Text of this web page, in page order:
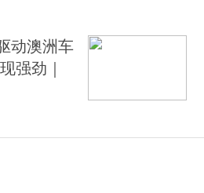
动澳洲车
强劲｜